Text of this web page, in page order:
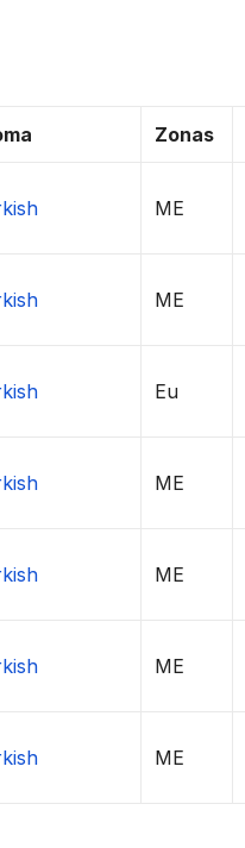
Zonas
ME
ME
Eu
ME
ME
ME
ME